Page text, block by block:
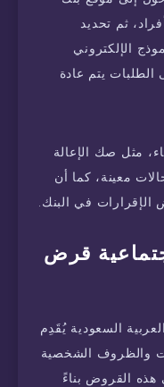
ثم تحديد
الإلكتروني
الطلبات يتم عادة
مثل صك الإعالة
معينة، كما أن
الإقرارات في البنك.
قرض
السعودية يُقَدِم
والظروف الشخصية
القروض بناءً